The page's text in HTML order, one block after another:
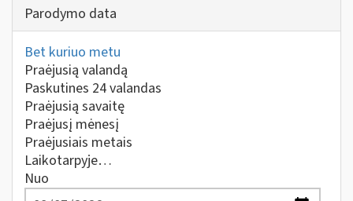
Parodymo data
Bet kuriuo metu
Praėjusią valandą
Paskutines 24 valandas
Praėjusią savaitę
Praėjusį mėnesį
Praėjusiais metais
Laikotarpyje…
Nuo